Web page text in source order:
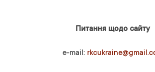
Питання щодо сайту
e-mail: